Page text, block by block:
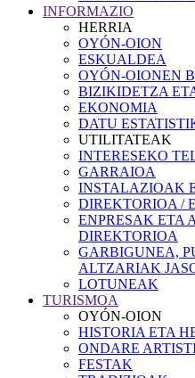
INFORMAZIO
HERRIA
OYÓN-OION
ESKUALDEA
OYÓN-OIONEN
BIZIKIDETZA
EKONOMIA
DATU
UTILITATEAK
INTERESEKO
GARRAIOA
INSTALAZIOAK
DIREKTORIOA /
ENPRESAK ETA
DIREKTORIOA
GARBIGUNEA,
ALTZARIAK
LOTUNEAK
TURISMOA
OYÓN-OION
HISTORIA ETA
ONDARE
FESTAK